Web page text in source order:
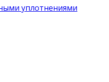
уплотнениями